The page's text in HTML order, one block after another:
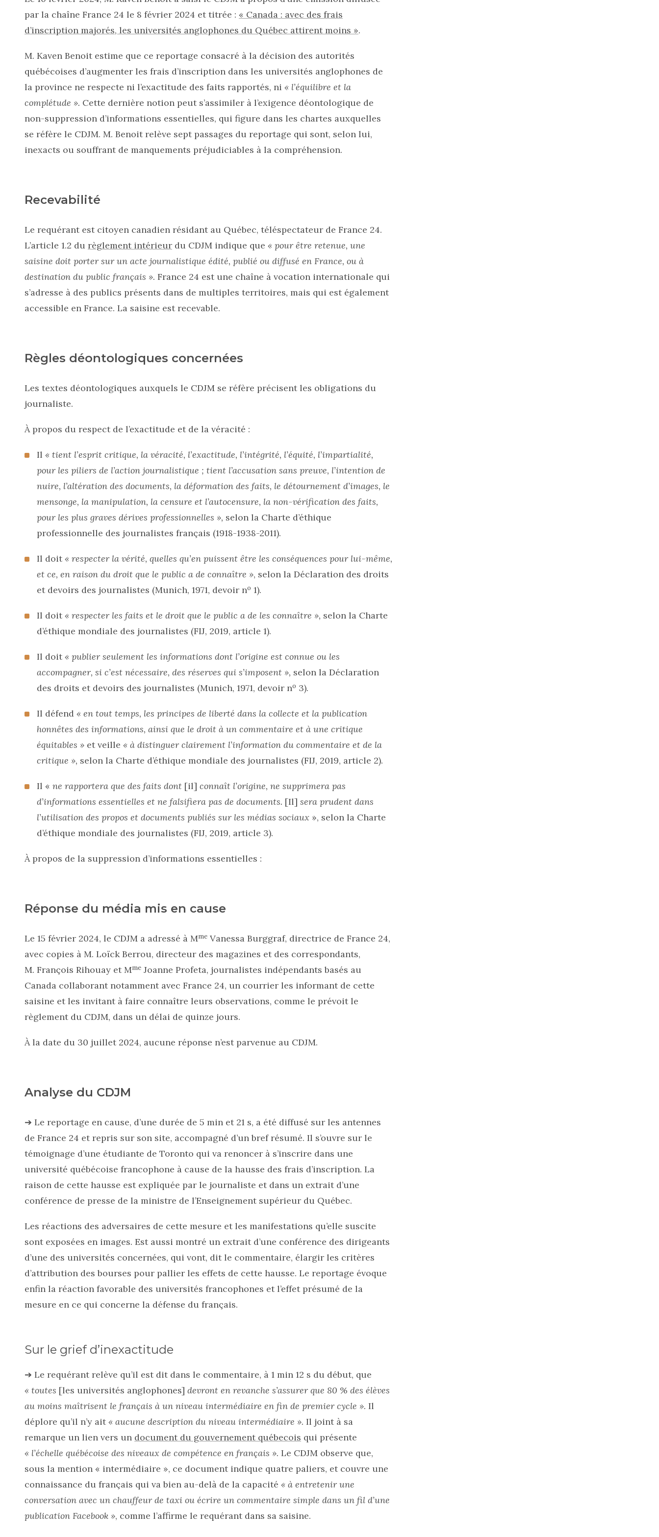
par la chaîne France 24 le 8 février 2024 et titrée : « Canada : avec des frais
d’inscription majorés, les universités anglophones du Québec attirent moins ».
M. Kaven Benoit estime que ce reportage consacré à la décision des autorités
québécoises d’augmenter les frais d’inscription dans les universités anglophones de
la province ne respecte ni l’exactitude des faits rapportés, ni « l’équilibre et la
complétude ». Cette dernière notion peut s’assimiler à l’exigence déontologique de
non-suppression d’informations essentielles, qui figure dans les chartes auxquelles
se réfère le CDJM. M. Benoit relève sept passages du reportage qui sont, selon lui,
inexacts ou souffrant de manquements préjudiciables à la compréhension.
Recevabilité
Le requérant est citoyen canadien résidant au Québec, téléspectateur de France 24.
L’article 1.2 du règlement intérieur du CDJM indique que « pour être retenue, une
saisine doit porter sur un acte journalistique édité, publié ou diffusé en France, ou à
destination du public français ». France 24 est une chaîne à vocation internationale qui
s’adresse à des publics présents dans de multiples territoires, mais qui est également
accessible en France. La saisine est recevable.
Règles déontologiques concernées
Les textes déontologiques auxquels le CDJM se réfère précisent les obligations du
journaliste.
À propos du respect de l’exactitude et de la véracité :
Il « tient l’esprit critique, la véracité, l’exactitude, l’intégrité, l’équité, l’impartialité,
pour les piliers de l’action journalistique ; tient l’accusation sans preuve, l’intention de
nuire, l’altération des documents, la déformation des faits, le détournement d’images, le
mensonge, la manipulation, la censure et l’autocensure, la non-vérification des faits,
pour les plus graves dérives professionnelles », selon la Charte d’éthique
professionnelle des journalistes français (1918-1938-2011).
Il doit« respecter la vérité, quelles qu’en puissent être les conséquences pour lui-même,
et ce, en raison du droit que le public a de connaître », selon la Déclaration des droits
et devoirs des journalistes (Munich, 1971, devoir no 1).
Il doit« respecter les faits et le droit que le public a de les connaître », selon la Charte
d’éthique mondiale des journalistes (FIJ, 2019, article 1).
Il doit« publier seulement les informations dont l’origine est connue ou les
accompagner, si c’est nécessaire, des réserves qui s’imposent », selon la Déclaration
des droits et devoirs des journalistes (Munich, 1971, devoir no 3).
Il défend « en tout temps, les principes de liberté dans la collecte et la publication
honnêtes des informations, ainsi que le droit à un commentaire et à une critique
équitables » et veille « à distinguer clairement l’information du commentaire et de la
critique », selon la Charte d’éthique mondiale des journalistes (FIJ, 2019, article 2).
Il « ne rapportera que des faits dont [il] connaît l’origine, ne supprimera pas
d’informations essentielles et ne falsifiera pas de documents. [Il] sera prudent dans
l’utilisation des propos et documents publiés sur les médias sociaux », selon la Charte
d’éthique mondiale des journalistes (FIJ, 2019, article 3).
À propos de la suppression d’informations essentielles :
Réponse du média mis en cause
Le 15 février 2024, le CDJM a adressé à Mme Vanessa Burggraf, directrice de France 24,
avec copies à M. Loïck Berrou, directeur des magazines et des correspondants,
M. François Rihouay et Mme Joanne Profeta, journalistes indépendants basés au
Canada collaborant notamment avec France 24, un courrier les informant de cette
saisine et les invitant à faire connaître leurs observations, comme le prévoit le
règlement du CDJM, dans un délai de quinze jours.
À la date du 30 juillet 2024, aucune réponse n’est parvenue au CDJM.
Analyse du CDJM
➔ Le reportage en cause, d’une durée de 5 min et 21 s, a été diffusé sur les antennes
de France 24 et repris sur son site, accompagné d’un bref résumé. Il s’ouvre sur le
témoignage d’une étudiante de Toronto qui va renoncer à s’inscrire dans une
université québécoise francophone à cause de la hausse des frais d’inscription. La
raison de cette hausse est expliquée par le journaliste et dans un extrait d’une
conférence de presse de la ministre de l’Enseignement supérieur du Québec.
Les réactions des adversaires de cette mesure et les manifestations qu’elle suscite
sont exposées en images. Est aussi montré un extrait d’une conférence des dirigeants
d’une des universités concernées, qui vont, dit le commentaire, élargir les critères
d’attribution des bourses pour pallier les effets de cette hausse. Le reportage évoque
enfin la réaction favorable des universités francophones et l’effet présumé de la
mesure en ce qui concerne la défense du français.
Sur le grief d’inexactitude
➔ Le requérant relève qu’il est dit dans le commentaire, à 1 min 12 s du début, que
« toutes [les universités anglophones] devront en revanche s’assurer que 80 % des élèves
au moins maîtrisent le français à un niveau intermédiaire en fin de premier cycle ». Il
déplore qu’il n’y ait« aucune description du niveau intermédiaire ». Il joint à sa
remarque un lien vers un document du gouvernement québecois qui présente
« l’échelle québécoise des niveaux de compétence en français ». Le CDJM observe que,
sous la mention « intermédiaire », ce document indique quatre paliers, et couvre une
connaissance du français qui va bien au-delà de la capacité « à entretenir une
conversation avec un chauffeur de taxi ou écrire un commentaire simple dans un fil d’une
publication Facebook », comme l’affirme le requérant dans sa saisine.